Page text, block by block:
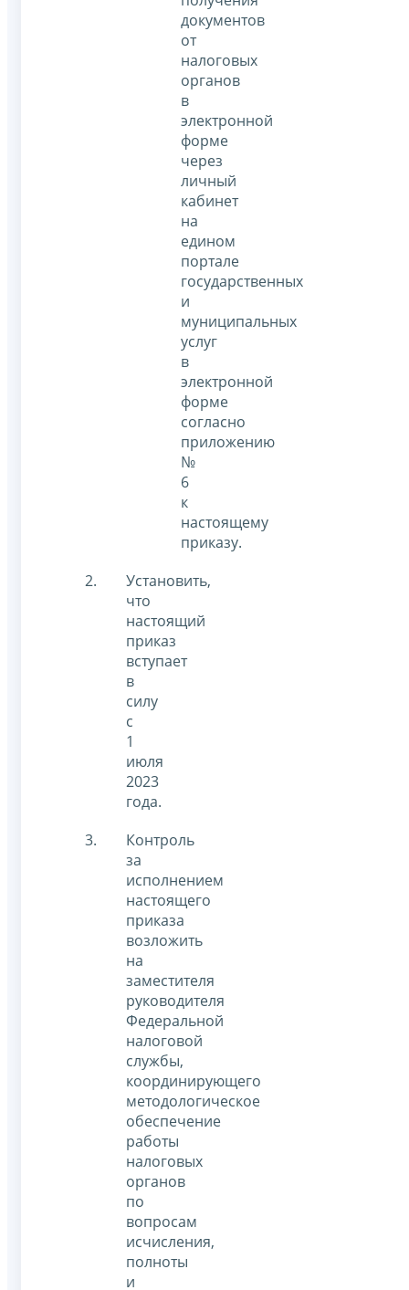
документов
от
налоговых
органов
в
электронной
форме
через
личный
кабинет
на
едином
портале
государственных
и
муниципальных
услуг
в
электронной
форме
согласно
приложению
№
6
к
настоящему
приказу.
Установить,
что
настоящий
приказ
вступает
в
силу
с
1
июля
2023
года.
Контроль
за
исполнением
настоящего
приказа
возложить
на
заместителя
руководителя
Федеральной
налоговой
службы,
координирующего
методологическое
обеспечение
работы
налоговых
органов
по
вопросам
исчисления,
полноты
и